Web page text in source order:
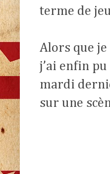
terme de
Alors que
j’ai enfin
mardi
sur une